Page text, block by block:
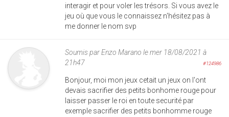
interagir et pour voler les trésors. Si vous avez le
jeu où que vous le connaissez n'hésitez pas à
me donner le nom svp
Soumis parEnzo Marano le mer 18/08/2021 à
21h47
#124986
Bonjour, moi mon jeux cetait un jeux on l'ont
devais sacrifier des petits bonhome rouge pour
laisser passer le roi en toute securité par
exemple sacrifier des petits bonhomme rouge